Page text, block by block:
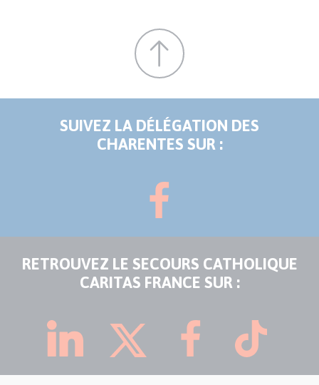
SUIVEZ LA DÉLÉGATION DES
CHARENTES SUR :
RETROUVEZ LE SECOURS CATHOLIQUE
CARITAS FRANCE SUR :